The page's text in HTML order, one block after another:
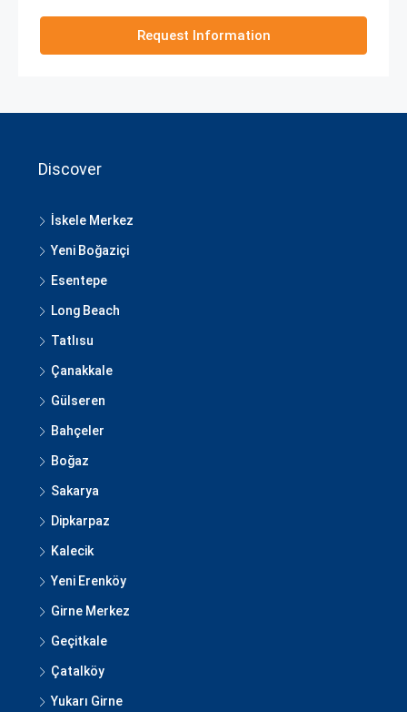
Request Information
Discover
İskele Merkez
Yeni Boğaziçi
Esentepe
Long Beach
Tatlısu
Çanakkale
Gülseren
Bahçeler
Boğaz
Sakarya
Dipkarpaz
Kalecik
Yeni Erenköy
Girne Merkez
Geçitkale
Çatalköy
Yukarı Girne